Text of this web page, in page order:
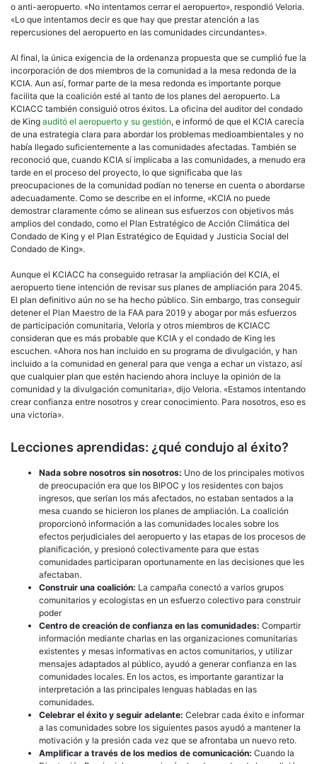
o anti-aeropuerto. «No intentamos cerrar el aeropuerto», respondió Veloria.
«Lo que intentamos decir es que hay que prestar atención a las
repercusiones del aeropuerto en las comunidades circundantes».
Al final, la única exigencia de la ordenanza propuesta que se cumplió fue la
incorporación de dos miembros de la comunidad a la mesa redonda de la
KCIA. Aun así, formar parte de la mesa redonda es importante porque
facilita que la coalición esté al tanto de los planes del aeropuerto. La
KCIACC también consiguió otros éxitos. La oficina del auditor del condado
de King auditó el aeropuerto y su gestión, e informó de que el KCIA carecía
de una estrategia clara para abordar los problemas medioambientales y no
había llegado suficientemente a las comunidades afectadas. También se
reconoció que, cuando KCIA sí implicaba a las comunidades, a menudo era
tarde en el proceso del proyecto, lo que significaba que las
preocupaciones de la comunidad podían no tenerse en cuenta o abordarse
adecuadamente. Como se describe en el informe, «KCIA no puede
demostrar claramente cómo se alinean sus esfuerzos con objetivos más
amplios del condado, como el Plan Estratégico de Acción Climática del
Condado de King y el Plan Estratégico de Equidad y Justicia Social del
Condado de King».
Aunque el KCIACC ha conseguido retrasar la ampliación del KCIA, el
aeropuerto tiene intención de revisar sus planes de ampliación para 2045.
El plan definitivo aún no se ha hecho público. Sin embargo, tras conseguir
detener el Plan Maestro de la FAA para 2019 y abogar por más esfuerzos
de participación comunitaria, Veloria y otros miembros de KCIACC
consideran que es más probable que KCIA y el condado de King les
escuchen. «Ahora nos han incluido en su programa de divulgación, y han
incluido a la comunidad en general para que venga a echar un vistazo, así
que cualquier plan que estén haciendo ahora incluye la opinión de la
comunidad y la divulgación comunitaria», dijo Veloria. «Estamos intentando
crear confianza entre nosotros y crear conocimiento. Para nosotros, eso es
una victoria».
Lecciones aprendidas: ¿qué condujo al éxito?
Nada sobre nosotros sin nosotros: Uno de los principales motivos
de preocupación era que los BIPOC y los residentes con bajos
ingresos, que serían los más afectados, no estaban sentados a la
mesa cuando se hicieron los planes de ampliación. La coalición
proporcionó información a las comunidades locales sobre los
efectos perjudiciales del aeropuerto y las etapas de los procesos de
planificación, y presionó colectivamente para que estas
comunidades participaran oportunamente en las decisiones que les
afectaban.
Construir una coalición: La campaña conectó a varios grupos
comunitarios y ecologistas en un esfuerzo colectivo para construir
poder
Centro de creación de confianza en las comunidades: Compartir
información mediante charlas en las organizaciones comunitarias
existentes y mesas informativas en actos comunitarios, y utilizar
mensajes adaptados al público, ayudó a generar confianza en las
comunidades locales. En los actos, es importante garantizar la
interpretación a las principales lenguas habladas en las
comunidades.
Celebrar el éxito y seguir adelante: Celebrar cada éxito e informar
a las comunidades sobre los siguientes pasos ayudó a mantener la
motivación y la presión cada vez que se afrontaba un nuevo reto.
Amplificar a través de los medios de comunicación: Cuando la